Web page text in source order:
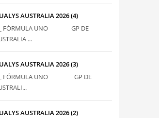
AUSTRALIA 2026 (4)
_ FÓRMULA UNO GP DE
...
AUSTRALIA 2026 (3)
_ FÓRMULA UNO GP DE
AUSTRALIA 2026 (2)